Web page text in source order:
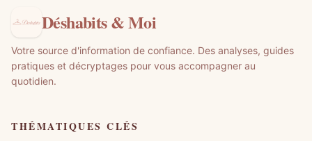
Déshabits & Moi
Votre source d'information de confiance. Des analyses, guides
pratiques et décryptages pour vous accompagner au
quotidien.
THÉMATIQUES CLÉS